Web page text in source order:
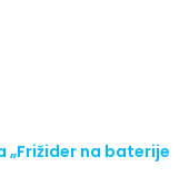
„Frižider na baterije